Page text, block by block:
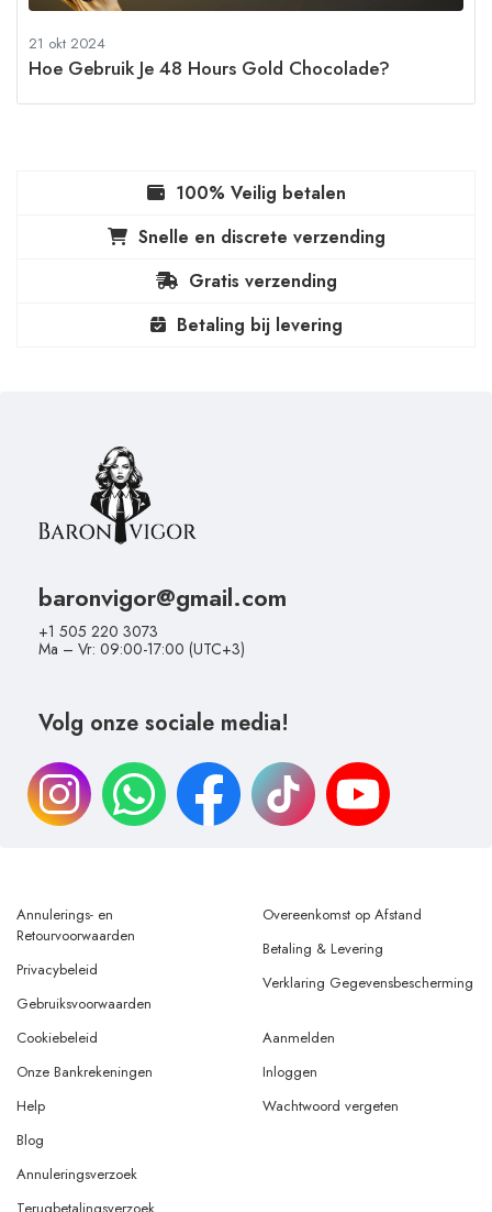
21 okt 2024
Hoe Gebruik Je 48 Hours Gold Chocolade?
100% Veilig betalen
Snelle en discrete verzending
Gratis verzending
Betaling bij levering
baronvigor@gmail.com
+1 505 220 3073
Ma – Vr: 09:00-17:00 (UTC+3)
Volg onze sociale media!
Annulerings- en
Retourvoorwaarden
Privacybeleid
Gebruiksvoorwaarden
Overeenkomst op Afstand
Betaling & Levering
Verklaring Gegevensbescherming
Cookiebeleid
Onze Bankrekeningen
Help
Aanmelden
Inloggen
Wachtwoord vergeten
Blog
Annuleringsverzoek